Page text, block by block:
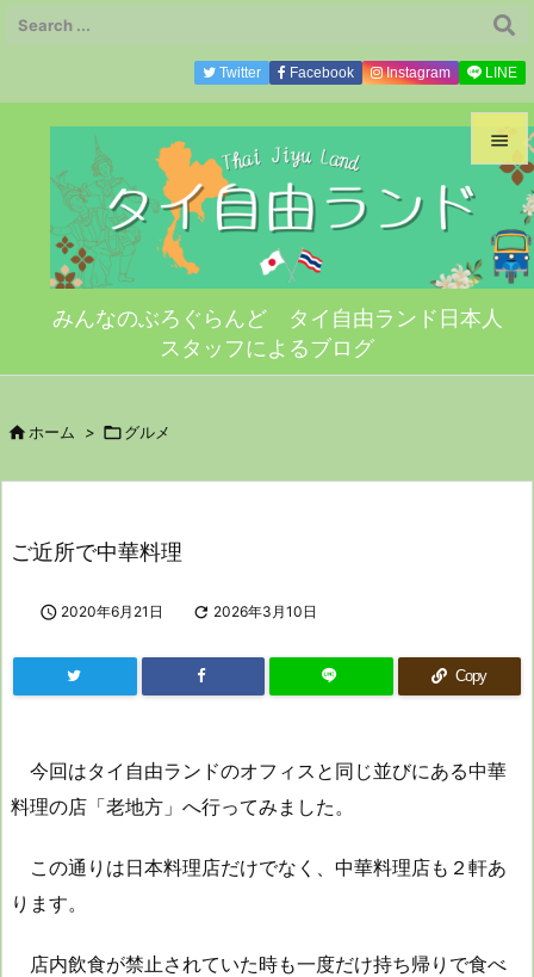
みんなのぶろぐらんど タイ自由ランド日本人
スタッフによるブログ


メニ

サイ


Twitter Facebook Instagram LINE
ホーム > グルメ
ご近所で中華料理
 2020年6月21日  2026年3月10日
Copy
今回はタイ自由ランドのオフィスと同じ並びにある中華
料理の店「老地方」へ行ってみました。
この通りは日本料理店だけでなく、中華料理店も２軒あ
ります。
店内飲食が禁止されていた時も一度だけ持ち帰りで食べ